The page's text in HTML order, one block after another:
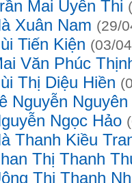
Mai Uyên Thi
Xuân Nam (29/
Tiến Kiện (03/
Văn Phúc
Thị Diệu Hiền
Nguyễn
Ngọc Hảo
Thanh Kiều
Thị Thanh
Thị Thanh